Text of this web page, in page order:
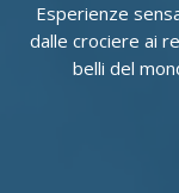
Esperienze
dalle crociere ai
belli del